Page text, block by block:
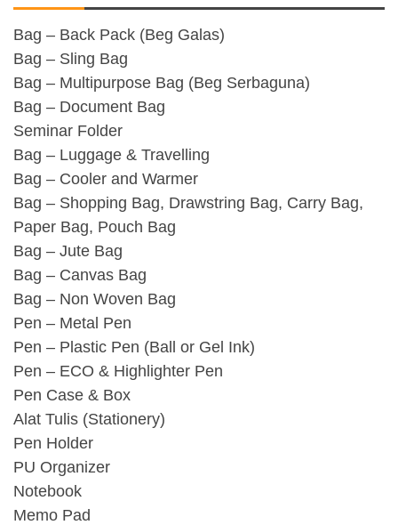
Bag – Back Pack (Beg Galas)
Bag – Sling Bag
Bag – Multipurpose Bag (Beg Serbaguna)
Bag – Document Bag
Seminar Folder
Bag – Luggage & Travelling
Bag – Cooler and Warmer
Bag – Shopping Bag, Drawstring Bag, Carry Bag,
Paper Bag, Pouch Bag
Bag – Jute Bag
Bag – Canvas Bag
Bag – Non Woven Bag
Pen – Metal Pen
Pen – Plastic Pen (Ball or Gel Ink)
Pen – ECO & Highlighter Pen
Pen Case & Box
Alat Tulis (Stationery)
Pen Holder
PU Organizer
Notebook
Memo Pad